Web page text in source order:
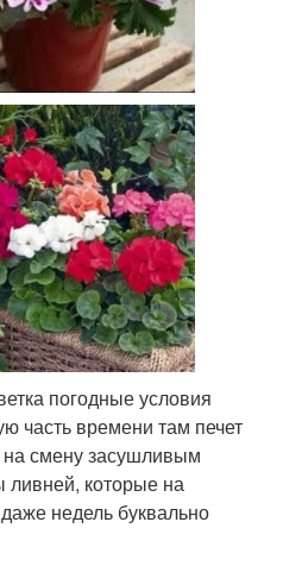
погодные условия
часть времени там печет
смену засушливым
ливней, которые на
недель буквально